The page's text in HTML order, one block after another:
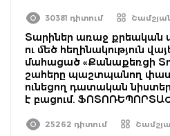
30381 դիտում
Տարիներ առաջ քրեական
ու մեծ հեղինակություն
մահացած «Քանաքեռցի
շահերը պաշտպանող
ունեցող դատական
է բացում.
25262 դիտում